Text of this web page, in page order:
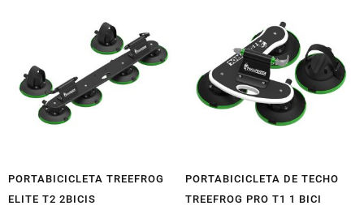
PORTABICICLETA TREEFROG
ELITE T2 2BICIS
PORTABICICLETA DE TECHO
TREEFROG PRO T1 1 BICI